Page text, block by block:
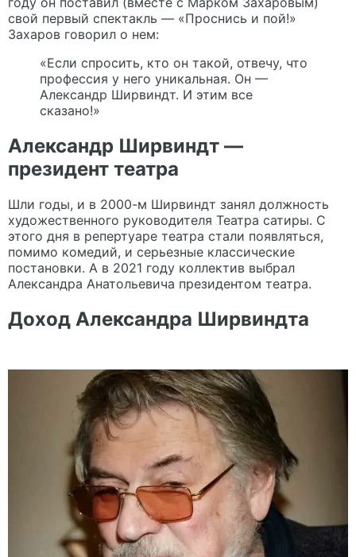
свой первый спектакль — «Проснись и пой!»
Захаров говорил о нем:
«Если спросить, кто он такой, отвечу, что
профессия у него уникальная. Он —
Александр Ширвиндт. И этим все
сказано!»
Александр Ширвиндт —
президент театра
Шли годы, и в 2000-м Ширвиндт занял должность
художественного руководителя Театра сатиры. С
этого дня в репертуаре театра стали появляться,
помимо комедий, и серьезные классические
постановки. А в 2021 году коллектив выбрал
Александра Анатольевича президентом театра.
Доход Александра Ширвиндта